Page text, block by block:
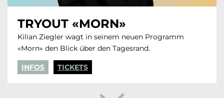
TRYOUT «MORN»
Kilian Ziegler wagt in seinem neuen Programm
«Morn» den Blick über den Tagesrand.
INFOS TICKETS